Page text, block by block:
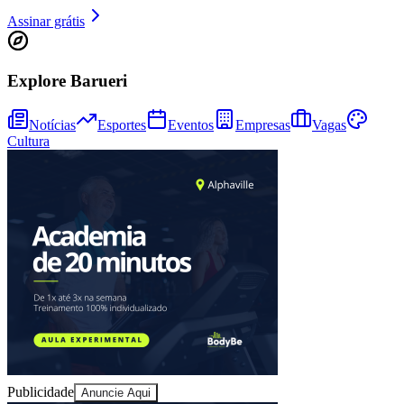
Athletico-PR
Assinar grátis
Explore Barueri
Notícias Esportes Eventos Empresas
Vagas
Cultura
Publicidade Anuncie Aqui